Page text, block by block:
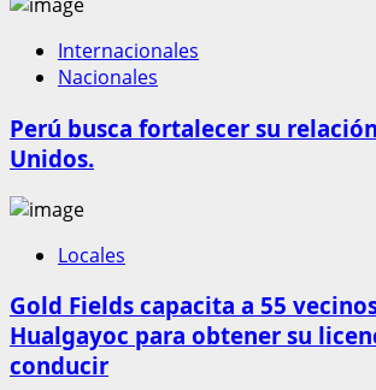
Internacionales
Nacionales
Perú busca fortalecer su
Unidos.
Locales
Gold Fields capacita a 55
Hualgayoc para obtener su
conducir